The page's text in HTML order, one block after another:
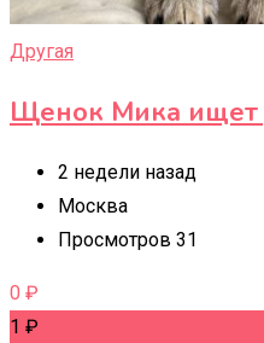
Другая
Щенок Мика ищет
2 недели назад
Москва
Просмотров 31
0 ₽
1 ₽